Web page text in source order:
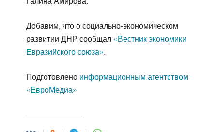
Добавим, что о социально-экономическом
развитии ДНР сообщал «Вестник экономики
Евразийского союза».
Подготовлено информационным агентством
«ЕвроМедиа»